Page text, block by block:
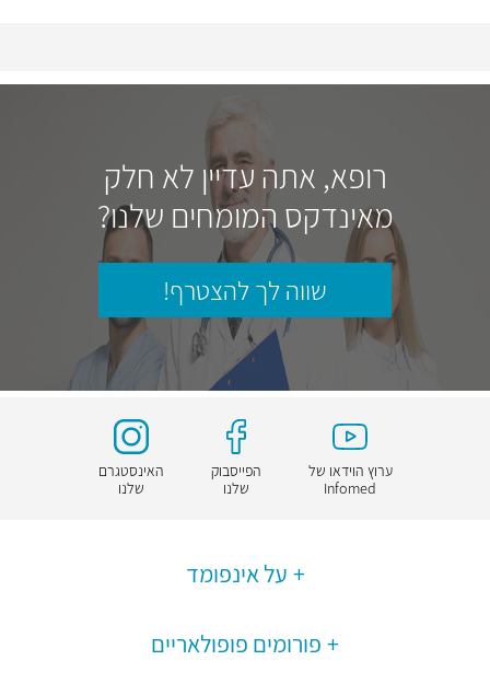
רופא, אתה עדיין לא חלק
מאינדקס המומחים שלנו?
שווה לך להצטרף!
ערוץ הוידאו של
Infomed
הפייסבוק
שלנו
האינסטגרם
שלנו
על אינפומד
פורומים פופולאריים